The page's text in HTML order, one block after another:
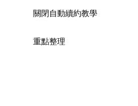
關閉自動續約教學
重點整理